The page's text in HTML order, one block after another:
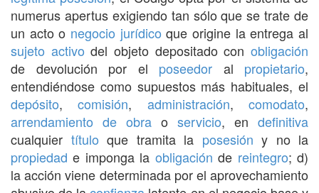
numerus apertus exigiendo tan sólo que se trate de
un acto o negocio jurídico que origine la entrega al
sujeto activo del objeto depositado conobligación
de devolución por el poseedor al propietario,
entendiéndose como supuestos más habituales, el
depósito,comisión, administración,comodato,
arrendamiento de obra o servicio, en definitiva
cualquier título que tramita la posesión y no la
propiedad e imponga la obligación de reintegro; d)
la acción viene determinada por el aprovechamiento